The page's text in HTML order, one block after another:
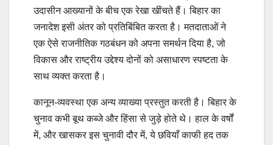
उदासीन आख्यानों के बीच एक रेखा खींचते हैं। बिहार का
जनादेश इसी अंतर को प्रतिबिंबित करता है। मतदाताओं ने
एक ऐसे राजनीतिक गठबंधन को अपना समर्थन दिया है, जो
विकास और राष्ट्रीय उद्देश्य दोनों को असाधारण स्पष्टता के
साथ व्यक्त करता है।
कानून-व्यवस्था एक अन्य व्याख्या प्रस्तुत करती है। बिहार के
चुनाव कभी बूथ कब्जे और हिंसा से जुड़े होते थे। हाल के वर्षों
में, और खासकर इस चुनावी दौर में, ये छवियाँ काफी हद तक